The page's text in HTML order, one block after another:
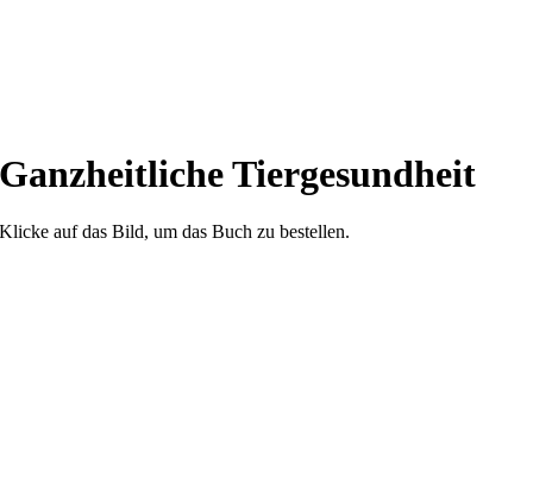
Ganzheitliche Tiergesundheit
Klicke auf das Bild, um das Buch zu bestellen.